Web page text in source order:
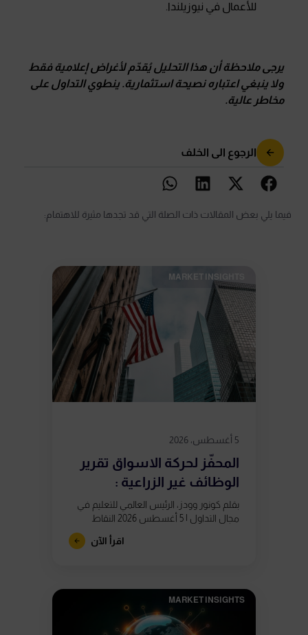
للأعمال في نيوزيلندا.
يرجى ملاحظة أن هذا التحليل يُقدّم لأغراض إعلامية فقط
ولا ينبغي اعتباره نصيحة استثمارية.ينطوي التداول على
مخاطر عالية.
الرجوع الى الخلف
فيما يلي بعض المقالات ذات الصلة التي قد تجدها مثيرة للاهتمام:
MARKET INSIGHTS​
5 أغسطس، 2026
المحفّز لحركة الاسواق تقرير
الوظائف غير الزراعية :
بقلم كونور وودز، الرئيس العالمي للتعليم في
مجال التداول | 5 أغسطس 2026 النقاط
الرئيسية يُصدر تقرير الوظائف غير الزراعية يوم
اقرأ الآن
MARKET INSIGHTS​